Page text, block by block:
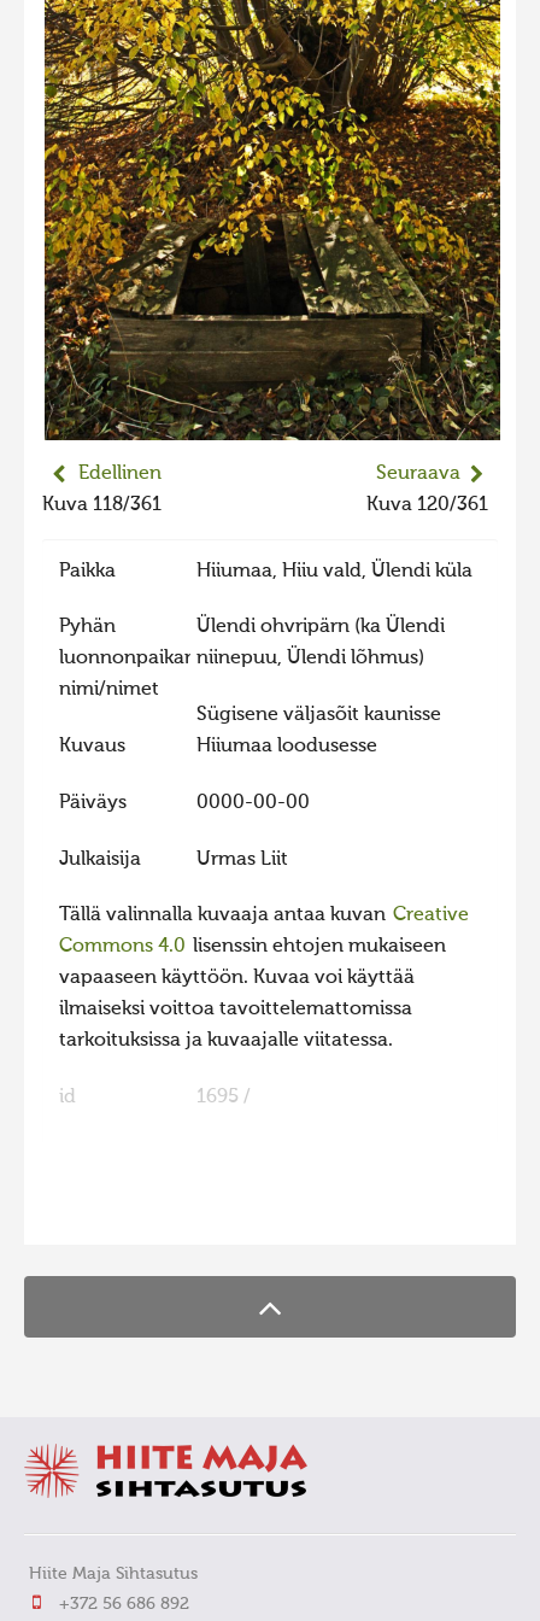
2023 kuvakilpailu lisä
Liikkuvat kuvat 2023
Hiite kuvavõistlus 2022
Hiite kuvavõistlus 2022 lisa
Liikkuvat kuvat 2022
Hiite kuvavõistlus 2021
Liikkuvat kuvat 2021
Hiite kuvavõistlus 2020
Liikkuvat kuvat 2020
Hiite kuvavõistlus 2019
Hiite kuvavõistlus 2015
Hiite kuvavõistlus 2014
Hiite kuvavõistlus 2013
Hiite kuvavõistlus 2012
Hiite kuvavõistlus 2011
Hiite kuvavõistlus 2008
Edellinen
Kuva 118/361
Seuraava
Kuva 120/361
Paikka Hiiumaa, Hiiu vald, Ülendi küla
Pyhän
luonnonpaikan
nimi/nimet
Ülendi ohvripärn (ka Ülendi
niinepuu, Ülendi lõhmus)
Kuvaus
Sügisene väljasõit kaunisse
Hiiumaa loodusesse
Päiväys 0000-00-00
Julkaisija Urmas Liit
Tällä valinnalla kuvaaja antaa kuvan Creative
Commons 4.0 lisenssin ehtojen mukaiseen
vapaaseen käyttöön. Kuvaa voi käyttää
ilmaiseksi voittoa tavoittelemattomissa
tarkoituksissa ja kuvaajalle viitatessa.
id 1695 /
Hiite Maja Sihtasutus
+372 56 686 892